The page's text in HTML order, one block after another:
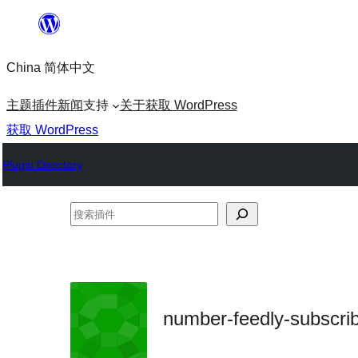
内
容
China 简体中文
主题插件新闻支持 关于获取 WordPress
获取 WordPress
Plugin Directory
搜
件
number-feedly-